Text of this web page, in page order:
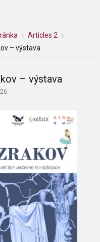
Articles 2
– výstava
– výstava